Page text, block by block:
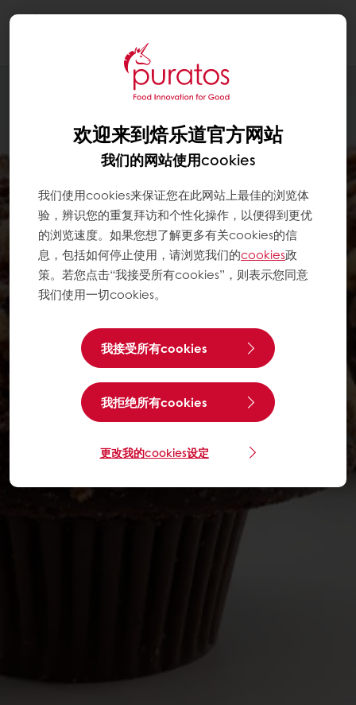
欢迎来到焙乐道官方网站
我们的网站使用cookies
我们使用cookies来保证您在此网站上最佳的浏览体
验，辨识您的重复拜访和个性化操作，以便得到更优
的浏览速度。如果您想了解更多有关cookies的信
息，包括如何停止使用，请浏览我们的cookies政
策。若您点击“我接受所有cookies”，则表示您同意
我们使用一切cookies。
我接受所有cookies
我拒绝所有cookies
更改我的cookies设定